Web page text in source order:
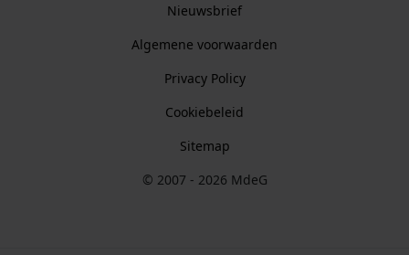
Nieuwsbrief
Algemene voorwaarden
Privacy Policy
Cookiebeleid
Sitemap
© 2007 - 2026 MdeG